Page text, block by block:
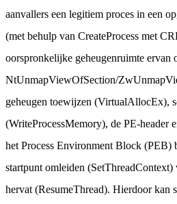
aanvallers een legitiem proces in een
(met behulp van CreateProcess met
oorspronkelijke geheugenruimte ervan
NtUnmapViewOfSection/
geheugen toewijzen (VirtualAllocEx),
(WriteProcessMemory), de PE-header
het Process Environment Block (PEB)
startpunt omleiden
hervat (ResumeThread). Hierdoor kan